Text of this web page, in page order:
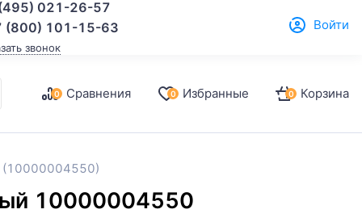
021-26-57
(800) 101-15-63
звонок
Войти
0 Сравнения 0 Избранные 0 Корзина
(10000004550)
10000004550